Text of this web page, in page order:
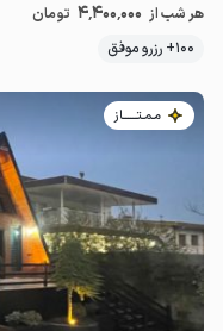
هر شب از 4٬400٬000 تومان
100+ رزرو موفق
مـمـتــــــاز